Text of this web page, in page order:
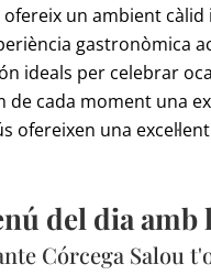
un ambient
gastronòmica
ideals per celebrar
de cada moment una
ofereixen una
del dia
Córcega